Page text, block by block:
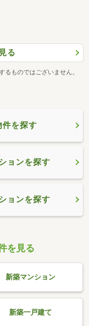
る
ものではございません。
を探す
ョンを探す
ョンを探す
を見る
新築マンション
新築一戸建て